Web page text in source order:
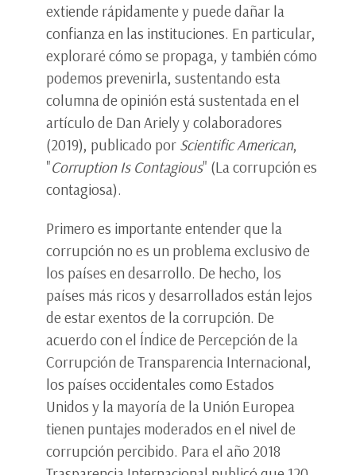
extiende rápidamente y puede dañar la
confianza en las instituciones. En particular,
exploraré cómo se propaga, y también cómo
podemos prevenirla, sustentando esta
columna de opinión está sustentada en el
artículo de Dan Ariely y colaboradores
(2019), publicado por Scientific American,
"Corruption Is Contagious" (La corrupción es
contagiosa).
Primero es importante entender que la
corrupción no es un problema exclusivo de
los países en desarrollo. De hecho, los
países más ricos y desarrollados están lejos
de estar exentos de la corrupción. De
acuerdo con el Índice de Percepción de la
Corrupción de Transparencia Internacional,
los países occidentales como Estados
Unidos y la mayoría de la Unión Europea
tienen puntajes moderados en el nivel de
corrupción percibido. Para el año 2018